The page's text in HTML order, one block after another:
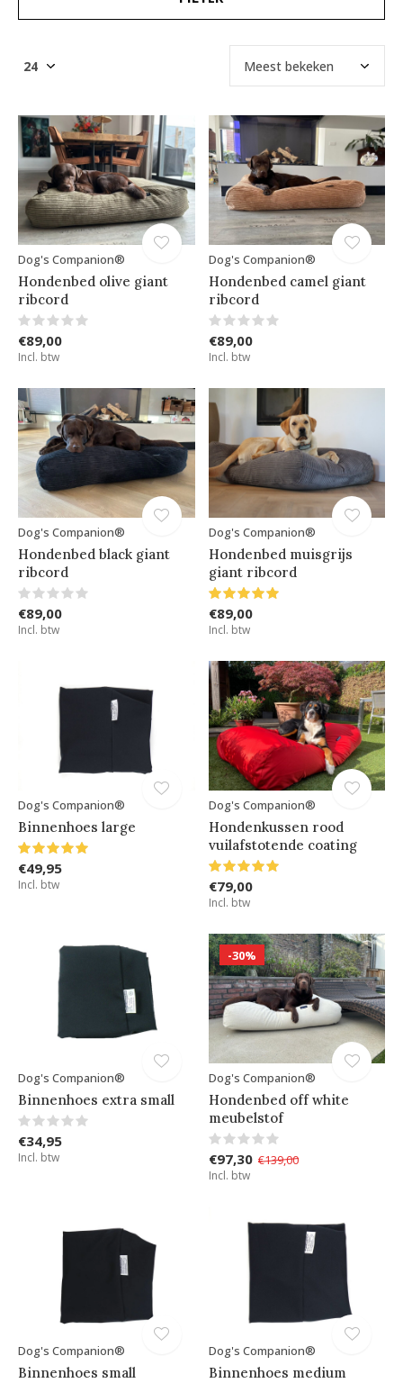
Dog's Companion®
Hondenbed olive giant
ribcord
€89,00
Incl. btw
Dog's Companion®
Hondenbed camel giant
ribcord
€89,00
Incl. btw
Dog's Companion®
Hondenbed black giant
ribcord
€89,00
Incl. btw
Dog's Companion®
Hondenbed muisgrijs
giant ribcord
€89,00
Incl. btw
Dog's Companion®
Binnenhoes large
€49,95
Incl. btw
Dog's Companion®
Hondenkussen rood
vuilafstotende coating
€79,00
Incl. btw
Dog's Companion®
Binnenhoes extra small
€34,95
Incl. btw
-30%
Dog's Companion®
Hondenbed off white
meubelstof
€97,30 €139,00
Incl. btw
Dog's Companion®
Binnenhoes small
Dog's Companion®
Binnenhoes medium